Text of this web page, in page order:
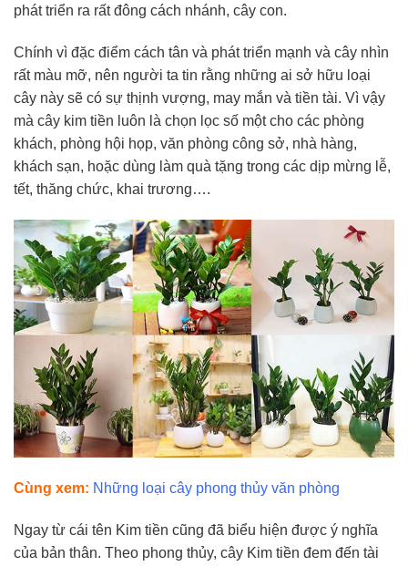
phát triển ra rất đông cách nhánh, cây con.
Chính vì đặc điểm cách tân và phát triển mạnh và cây nhìn
rất màu mỡ, nên người ta tin rằng những ai sở hữu loại
cây này sẽ có sự thịnh vượng, may mắn và tiền tài. Vì vậy
mà cây kim tiền luôn là chọn lọc số một cho các phòng
khách, phòng hội họp, văn phòng công sở, nhà hàng,
khách sạn, hoặc dùng làm quà tặng trong các dịp mừng lễ,
tết, thăng chức, khai trương….
Cùng xem: Những loại cây phong thủy văn phòng
Ngay từ cái tên Kim tiền cũng đã biểu hiện được ý nghĩa
của bản thân. Theo phong thủy, cây Kim tiền đem đến tài